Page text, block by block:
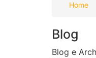
Home
Blog
Blog e